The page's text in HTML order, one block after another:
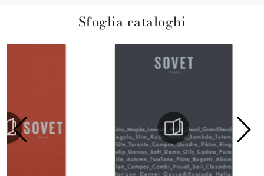
Sfoglia cataloghi